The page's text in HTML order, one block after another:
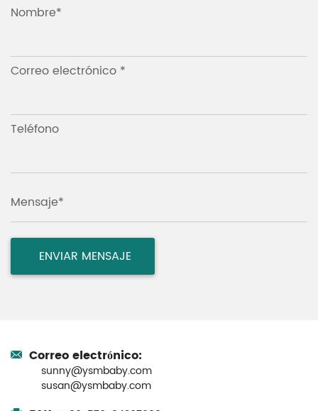
Nombre*
Correo electrónico *
Teléfono
Mensaje*
Correo electrónico:
sunny@ysmbaby.com
susan@ysmbaby.com